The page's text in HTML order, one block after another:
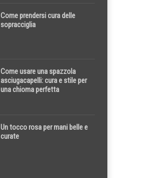
Come prendersi cura delle
sopracciglia
Come usare una spazzola
asciugacapelli: cura e stile per
una chioma perfetta
Un tocco rosa per mani belle e
curate